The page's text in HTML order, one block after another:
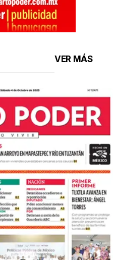
VER MÁS